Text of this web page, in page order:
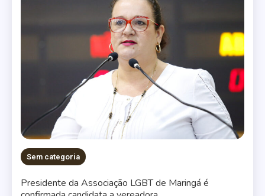
Sem categoria
Presidente da Associação LGBT de Maringá é